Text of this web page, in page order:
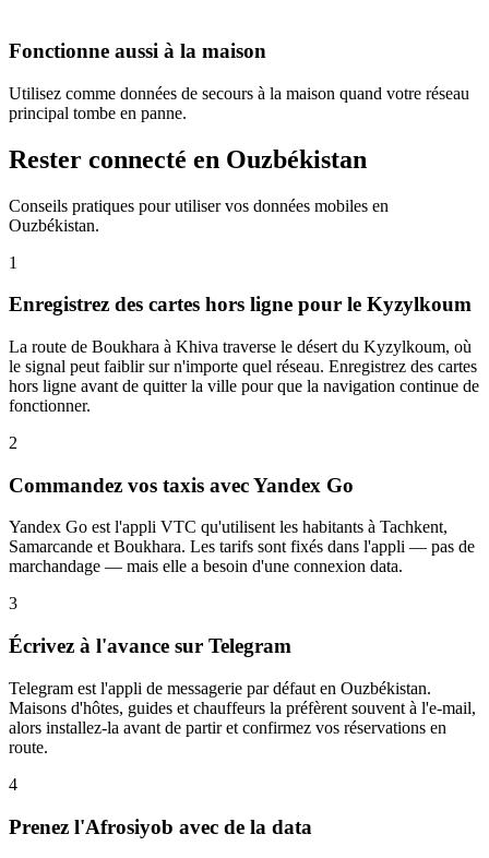
Fonctionne aussi à la maison
Utilisez comme données de secours à la maison quand votre réseau
principal tombe en panne.
Rester connecté en Ouzbékistan
Conseils pratiques pour utiliser vos données mobiles en
Ouzbékistan.
1
Enregistrez des cartes hors ligne pour le Kyzylkoum
La route de Boukhara à Khiva traverse le désert du Kyzylkoum, où
le signal peut faiblir sur n'importe quel réseau. Enregistrez des cartes
hors ligne avant de quitter la ville pour que la navigation continue de
fonctionner.
2
Commandez vos taxis avec Yandex Go
Yandex Go est l'appli VTC qu'utilisent les habitants à Tachkent,
Samarcande et Boukhara. Les tarifs sont fixés dans l'appli — pas de
marchandage — mais elle a besoin d'une connexion data.
3
Écrivez à l'avance sur Telegram
Telegram est l'appli de messagerie par défaut en Ouzbékistan.
Maisons d'hôtes, guides et chauffeurs la préfèrent souvent à l'e-mail,
alors installez-la avant de partir et confirmez vos réservations en
route.
4
Prenez l'Afrosiyob avec de la data